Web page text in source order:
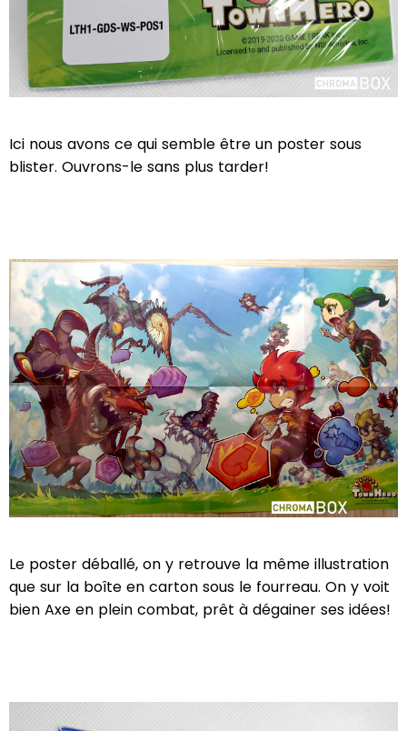
Ici nous avons ce qui semble être un poster sous
blister. Ouvrons-le sans plus tarder!
Le poster déballé, on y retrouve la même illustration
que sur la boîte en carton sous le fourreau. On y voit
bien Axe en plein combat, prêt à dégainer ses idées!